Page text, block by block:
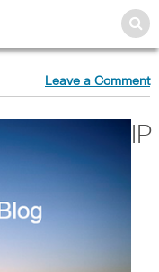
Leave a Comment
IP